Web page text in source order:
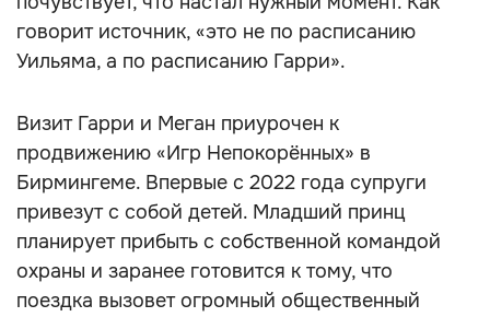
говорит источник, «это не по расписанию
Уильяма, а по расписанию Гарри».
Визит Гарри и Меган приурочен к
продвижению «Игр Непокорённых» в
Бирмингеме. Впервые с 2022 года супруги
привезут с собой детей. Младший принц
планирует прибыть с собственной командой
охраны и заранее готовится к тому, что
поездка вызовет огромный общественный